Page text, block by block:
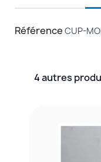
Référence CUP-
4 autres